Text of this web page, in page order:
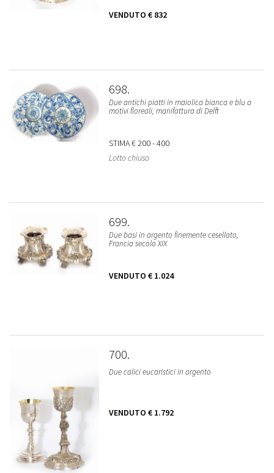
VENDUTO € 832
698
Due antichi piatti in maiolica bianca e blu a
motivi floreali, manifattura di Delft
STIMA€ 200 - 400
Lotto chiuso
699
Due basi in argento finemente cesellato,
Francia secolo XIX
VENDUTO € 1.024
700
Due calici eucaristici in argento
VENDUTO € 1.792